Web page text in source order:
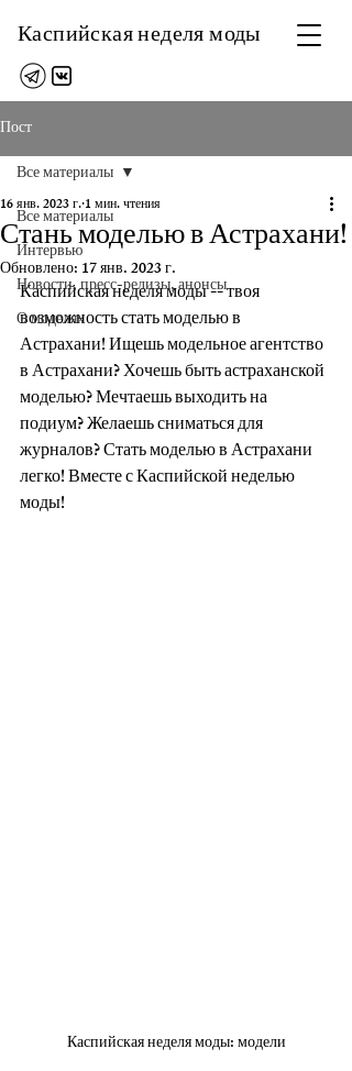
Каспийская неделя моды
Пост
Все материалы
Интервью
Новости, пресс-релизы, анонсы
О моделях
Все материалы
Стань моделью в Астрахани!
16 янв. 2023 г.1 мин. чтения
Обновлено: 17 янв. 2023 г.
Каспийская неделя моды -- твоя
возможность стать моделью в
Астрахани! Ищешь модельное агентство
в Астрахани? Хочешь быть астраханской
моделью? Мечтаешь выходить на
подиум? Желаешь сниматься для
журналов? Стать моделью в Астрахани
легко! Вместе с Каспийской неделью
моды!
Каспийская неделя моды: модели